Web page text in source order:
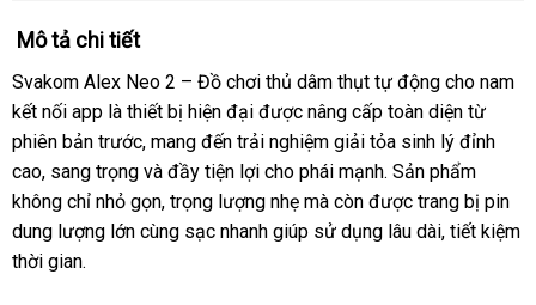
Mô tả chi tiết
Svakom Alex Neo 2 – Đồ chơi thủ dâm thụt tự động cho nam
kết nối app là thiết bị hiện đại được nâng cấp toàn diện từ
phiên bản trước, mang đến trải nghiệm giải tỏa sinh lý đỉnh
cao, sang trọng và đầy tiện lợi cho phái mạnh. Sản phẩm
không chỉ nhỏ gọn, trọng lượng nhẹ mà còn được trang bị pin
dung lượng lớn cùng sạc nhanh giúp sử dụng lâu dài, tiết kiệm
thời gian.